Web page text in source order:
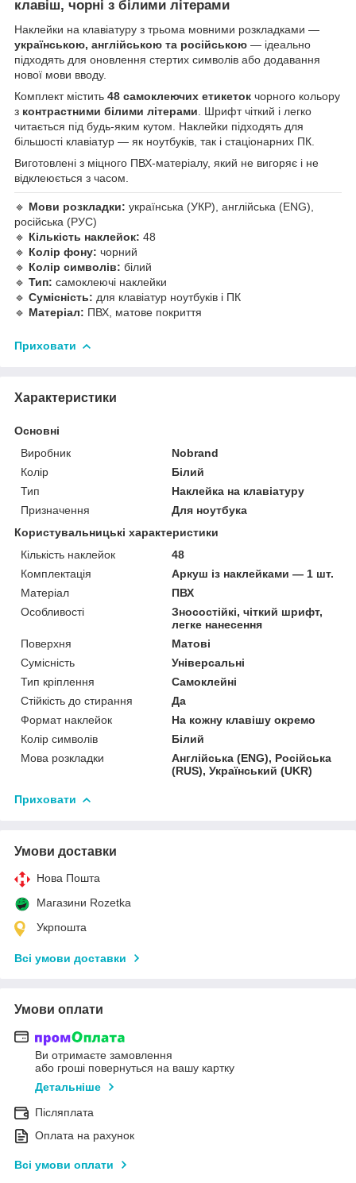
клавіш, чорні з білими літерами
Наклейки на клавіатуру з трьома мовними розкладками —
українською, англійською та російською — ідеально
підходять для оновлення стертих символів або додавання
нової мови вводу.
Комплект містить 48 самоклеючих етикеток чорного кольору
з контрастними білими літерами . Шрифт чіткий і легко
читається під будь-яким кутом. Наклейки підходять для
більшості клавіатур — як ноутбуків, так і стаціонарних ПК.
Виготовлені з міцного ПВХ-матеріалу, який не вигоряє і не
відклеюється з часом.
🔹 Мови розкладки: українська (УКР), англійська (ENG),
російська (РУС)
🔹 Кількість наклейок: 48
🔹 Колір фону: чорний
🔹 Колір символів: білий
🔹 Тип: самоклеючі наклейки
🔹 Сумісність: для клавіатур ноутбуків і ПК
🔹 Матеріал: ПВХ, матове покриття
Приховати
Характеристики
Основні
Виробник
Nobrand
Колір
Білий
Тип
Наклейка на клавіатуру
Призначення
Для ноутбука
Користувальницькі характеристики
Кількість наклейок
48
Комплектація
Аркуш із наклейками — 1 шт.
Матеріал
ПВХ
Особливості
Зносостійкі, чіткий шрифт,
легке нанесення
Поверхня
Матові
Сумісність
Універсальні
Тип кріплення
Самоклейні
Стійкість до стирання
Да
Формат наклейок
На кожну клавішу окремо
Колір символів
Білий
Мова розкладки
Англійська (ENG), Російська
(RUS), Український (UKR)
Приховати
Умови доставки
Нова Пошта
Магазини Rozetka
Укрпошта
Всі умови доставки
Умови оплати
Ви отримаєте замовлення
або гроші повернуться на вашу картку
Детальніше
Післяплата
Оплата на рахунок
Всі умови оплати